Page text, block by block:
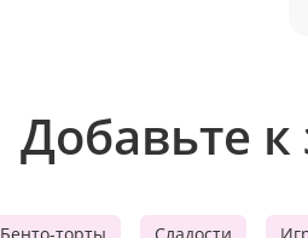
Добавьте к